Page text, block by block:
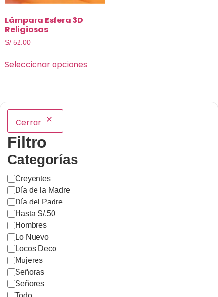
Lámpara Esfera 3D
Religiosas
S/ 52.00
Seleccionar opciones
Cerrar
Filtro
Categorías
Creyentes
Día de la Madre
Día del Padre
Hasta S/.50
Hombres
Lo Nuevo
Locos Deco
Mujeres
Señoras
Señores
Todo